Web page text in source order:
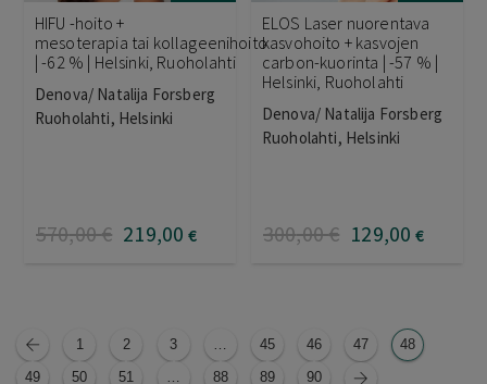
HIFU -hoito +
mesoterapia tai kollageenihoito
| -62 % | Helsinki, Ruoholahti
Denova/ Natalija Forsberg
Ruoholahti, Helsinki
570,00€ 219,00 €
ELOS Laser nuorentava
kasvohoito + kasvojen
carbon-kuorinta | -57 % |
Helsinki, Ruoholahti
Denova/ Natalija Forsberg
Ruoholahti, Helsinki
300,00€ 129,00 €
1 2 3 … 45 46 47 48
49 50 51 … 88 89 90